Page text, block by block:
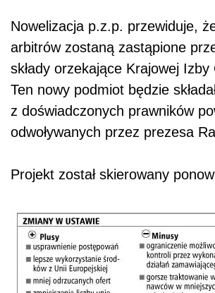
Nowelizacja p.z.p. przewiduje,
arbitrów zostaną zastąpione
składy orzekające Krajowej Izby
Ten nowy podmiot będzie
z doświadczonych prawników
odwoływanych przez prezesa
Projekt został skierowany